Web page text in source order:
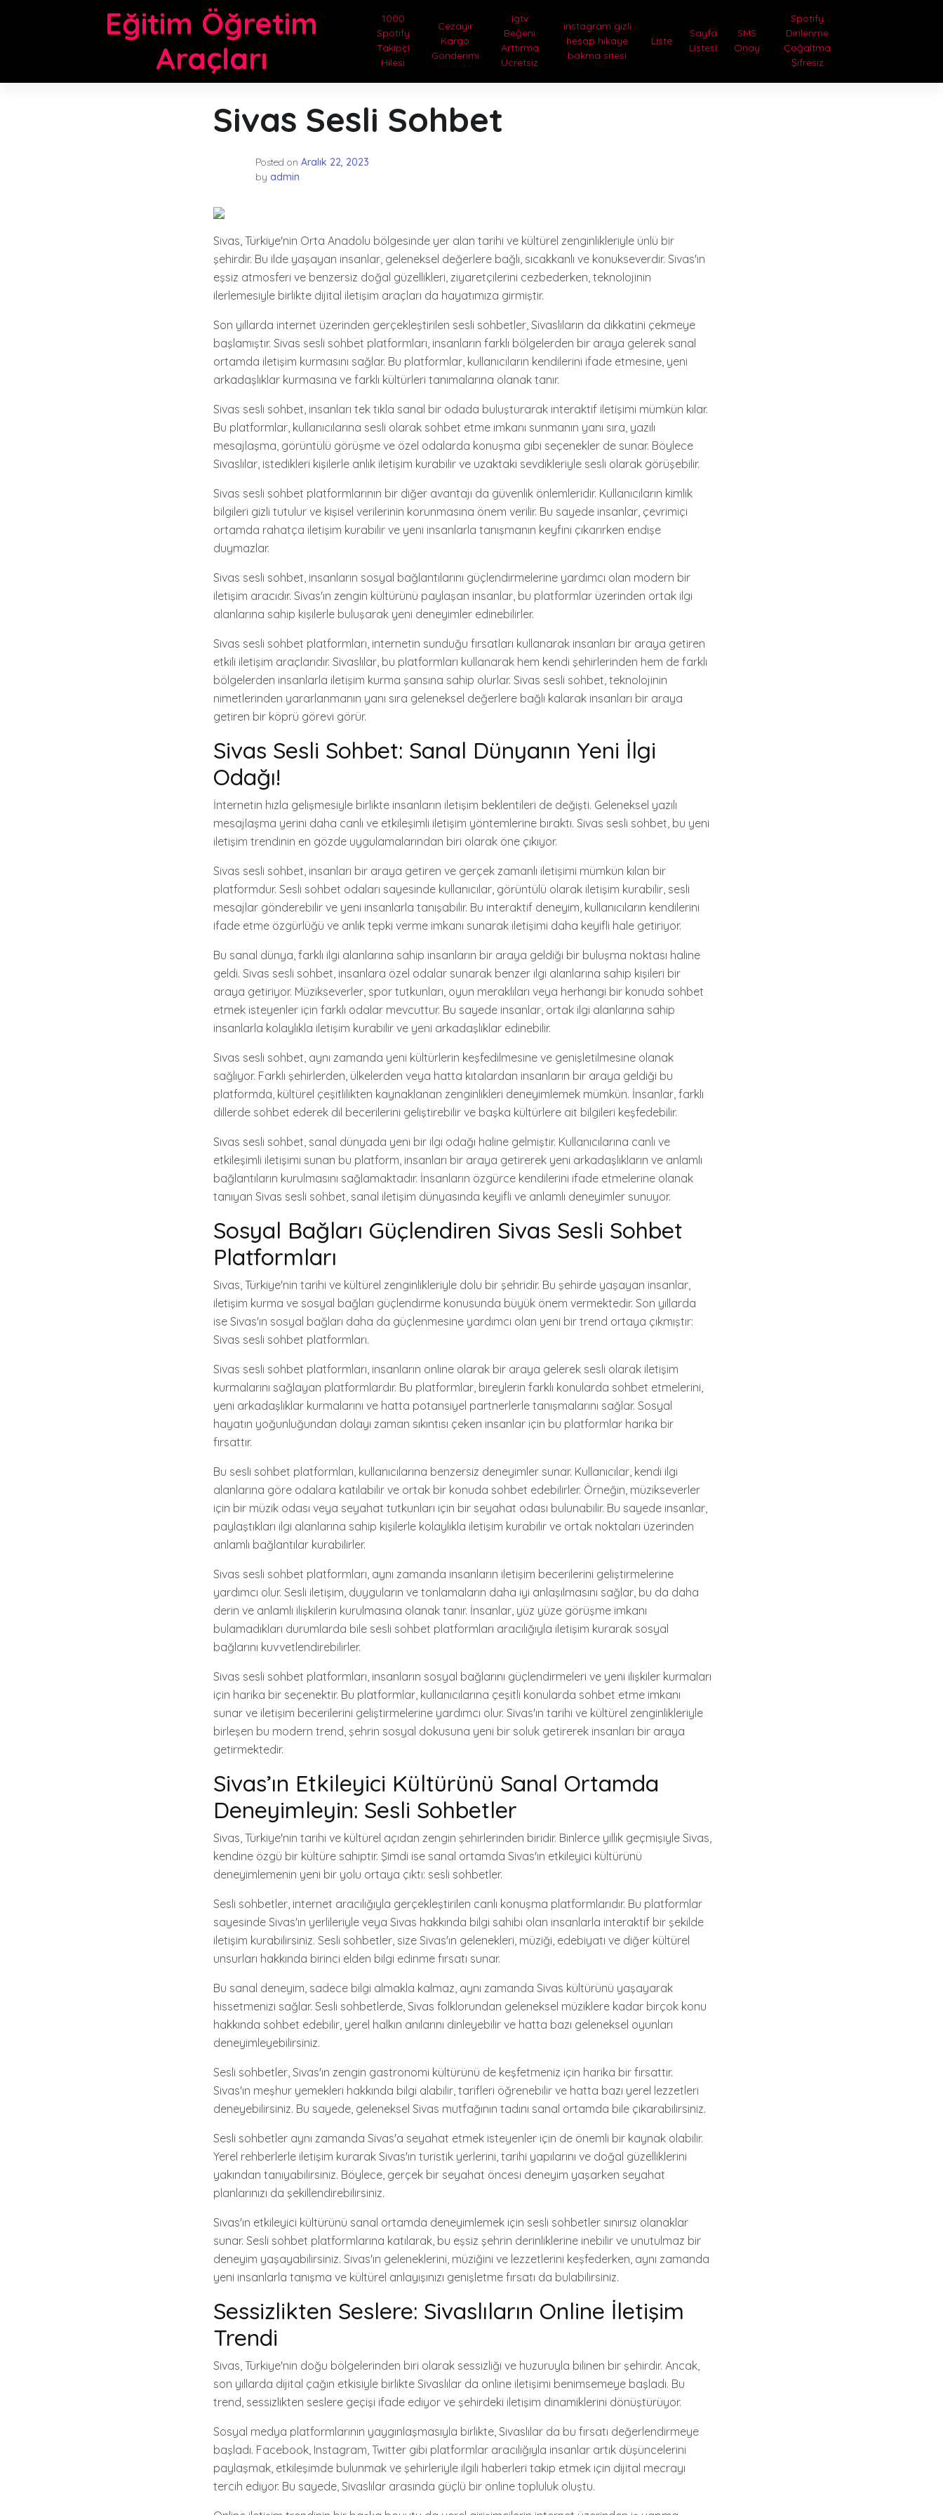
Eğitim Öğretim
Araçları
1000
Spotify
Takipçi
Hilesi
Cezayir
Kargo
Gönderimi
Igtv
Beğeni
Arttırma
Ücretsiz
instagram gizli
hesap hikaye
bakma sitesi
Liste
Sayfa
Listesi
SMS
Onay
Spotify
Dinlenme
Çoğaltma
Şifresiz
Sivas Sesli Sohbet
Posted on Aralık 22, 2023
by admin
Sivas, Türkiye'nin Orta Anadolu bölgesinde yer alan tarihi ve kültürel zenginlikleriyle ünlü bir
şehirdir. Bu ilde yaşayan insanlar, geleneksel değerlere bağlı, sıcakkanlı ve konukseverdir. Sivas'ın
eşsiz atmosferi ve benzersiz doğal güzellikleri, ziyaretçilerini cezbederken, teknolojinin
ilerlemesiyle birlikte dijital iletişim araçları da hayatımıza girmiştir.
Son yıllarda internet üzerinden gerçekleştirilen sesli sohbetler, Sivaslıların da dikkatini çekmeye
başlamıştır. Sivas sesli sohbet platformları, insanların farklı bölgelerden bir araya gelerek sanal
ortamda iletişim kurmasını sağlar. Bu platformlar, kullanıcıların kendilerini ifade etmesine, yeni
arkadaşlıklar kurmasına ve farklı kültürleri tanımalarına olanak tanır.
Sivas sesli sohbet, insanları tek tıkla sanal bir odada buluşturarak interaktif iletişimi mümkün kılar.
Bu platformlar, kullanıcılarına sesli olarak sohbet etme imkanı sunmanın yanı sıra, yazılı
mesajlaşma, görüntülü görüşme ve özel odalarda konuşma gibi seçenekler de sunar. Böylece
Sivaslılar, istedikleri kişilerle anlık iletişim kurabilir ve uzaktaki sevdikleriyle sesli olarak görüşebilir.
Sivas sesli sohbet platformlarının bir diğer avantajı da güvenlik önlemleridir. Kullanıcıların kimlik
bilgileri gizli tutulur ve kişisel verilerinin korunmasına önem verilir. Bu sayede insanlar, çevrimiçi
ortamda rahatça iletişim kurabilir ve yeni insanlarla tanışmanın keyfini çıkarırken endişe
duymazlar.
Sivas sesli sohbet, insanların sosyal bağlantılarını güçlendirmelerine yardımcı olan modern bir
iletişim aracıdır. Sivas'ın zengin kültürünü paylaşan insanlar, bu platformlar üzerinden ortak ilgi
alanlarına sahip kişilerle buluşarak yeni deneyimler edinebilirler.
Sivas sesli sohbet platformları, internetin sunduğu fırsatları kullanarak insanları bir araya getiren
etkili iletişim araçlarıdır. Sivaslılar, bu platformları kullanarak hem kendi şehirlerinden hem de farklı
bölgelerden insanlarla iletişim kurma şansına sahip olurlar. Sivas sesli sohbet, teknolojinin
nimetlerinden yararlanmanın yanı sıra geleneksel değerlere bağlı kalarak insanları bir araya
getiren bir köprü görevi görür.
Sivas Sesli Sohbet: Sanal Dünyanın Yeni İlgi
Odağı!
İnternetin hızla gelişmesiyle birlikte insanların iletişim beklentileri de değişti. Geleneksel yazılı
mesajlaşma yerini daha canlı ve etkileşimli iletişim yöntemlerine bıraktı. Sivas sesli sohbet, bu yeni
iletişim trendinin en gözde uygulamalarından biri olarak öne çıkıyor.
Sivas sesli sohbet, insanları bir araya getiren ve gerçek zamanlı iletişimi mümkün kılan bir
platformdur. Sesli sohbet odaları sayesinde kullanıcılar, görüntülü olarak iletişim kurabilir, sesli
mesajlar gönderebilir ve yeni insanlarla tanışabilir. Bu interaktif deneyim, kullanıcıların kendilerini
ifade etme özgürlüğü ve anlık tepki verme imkanı sunarak iletişimi daha keyifli hale getiriyor.
Bu sanal dünya, farklı ilgi alanlarına sahip insanların bir araya geldiği bir buluşma noktası haline
geldi. Sivas sesli sohbet, insanlara özel odalar sunarak benzer ilgi alanlarına sahip kişileri bir
araya getiriyor. Müzikseverler, spor tutkunları, oyun meraklıları veya herhangi bir konuda sohbet
etmek isteyenler için farklı odalar mevcuttur. Bu sayede insanlar, ortak ilgi alanlarına sahip
insanlarla kolaylıkla iletişim kurabilir ve yeni arkadaşlıklar edinebilir.
Sivas sesli sohbet, aynı zamanda yeni kültürlerin keşfedilmesine ve genişletilmesine olanak
sağlıyor. Farklı şehirlerden, ülkelerden veya hatta kıtalardan insanların bir araya geldiği bu
platformda, kültürel çeşitlilikten kaynaklanan zenginlikleri deneyimlemek mümkün. İnsanlar, farklı
dillerde sohbet ederek dil becerilerini geliştirebilir ve başka kültürlere ait bilgileri keşfedebilir.
Sivas sesli sohbet, sanal dünyada yeni bir ilgi odağı haline gelmiştir. Kullanıcılarına canlı ve
etkileşimli iletişimi sunan bu platform, insanları bir araya getirerek yeni arkadaşlıkların ve anlamlı
bağlantıların kurulmasını sağlamaktadır. İnsanların özgürce kendilerini ifade etmelerine olanak
tanıyan Sivas sesli sohbet, sanal iletişim dünyasında keyifli ve anlamlı deneyimler sunuyor.
Sosyal Bağları Güçlendiren Sivas Sesli Sohbet
Platformları
Sivas, Türkiye'nin tarihi ve kültürel zenginlikleriyle dolu bir şehridir. Bu şehirde yaşayan insanlar,
iletişim kurma ve sosyal bağları güçlendirme konusunda büyük önem vermektedir. Son yıllarda
ise Sivas'ın sosyal bağları daha da güçlenmesine yardımcı olan yeni bir trend ortaya çıkmıştır:
Sivas sesli sohbet platformları.
Sivas sesli sohbet platformları, insanların online olarak bir araya gelerek sesli olarak iletişim
kurmalarını sağlayan platformlardır. Bu platformlar, bireylerin farklı konularda sohbet etmelerini,
yeni arkadaşlıklar kurmalarını ve hatta potansiyel partnerlerle tanışmalarını sağlar. Sosyal
hayatın yoğunluğundan dolayı zaman sıkıntısı çeken insanlar için bu platformlar harika bir
fırsattır.
Bu sesli sohbet platformları, kullanıcılarına benzersiz deneyimler sunar. Kullanıcılar, kendi ilgi
alanlarına göre odalara katılabilir ve ortak bir konuda sohbet edebilirler. Örneğin, müzikseverler
için bir müzik odası veya seyahat tutkunları için bir seyahat odası bulunabilir. Bu sayede insanlar,
paylaştıkları ilgi alanlarına sahip kişilerle kolaylıkla iletişim kurabilir ve ortak noktaları üzerinden
anlamlı bağlantılar kurabilirler.
Sivas sesli sohbet platformları, aynı zamanda insanların iletişim becerilerini geliştirmelerine
yardımcı olur. Sesli iletişim, duyguların ve tonlamaların daha iyi anlaşılmasını sağlar, bu da daha
derin ve anlamlı ilişkilerin kurulmasına olanak tanır. İnsanlar, yüz yüze görüşme imkanı
bulamadıkları durumlarda bile sesli sohbet platformları aracılığıyla iletişim kurarak sosyal
bağlarını kuvvetlendirebilirler.
Sivas sesli sohbet platformları, insanların sosyal bağlarını güçlendirmeleri ve yeni ilişkiler kurmaları
için harika bir seçenektir. Bu platformlar, kullanıcılarına çeşitli konularda sohbet etme imkanı
sunar ve iletişim becerilerini geliştirmelerine yardımcı olur. Sivas'ın tarihi ve kültürel zenginlikleriyle
birleşen bu modern trend, şehrin sosyal dokusuna yeni bir soluk getirerek insanları bir araya
getirmektedir.
Sivas’ın Etkileyici Kültürünü Sanal Ortamda
Deneyimleyin: Sesli Sohbetler
Sivas, Türkiye'nin tarihi ve kültürel açıdan zengin şehirlerinden biridir. Binlerce yıllık geçmişiyle Sivas,
kendine özgü bir kültüre sahiptir. Şimdi ise sanal ortamda Sivas'ın etkileyici kültürünü
deneyimlemenin yeni bir yolu ortaya çıktı: sesli sohbetler.
Sesli sohbetler, internet aracılığıyla gerçekleştirilen canlı konuşma platformlarıdır. Bu platformlar
sayesinde Sivas'ın yerlileriyle veya Sivas hakkında bilgi sahibi olan insanlarla interaktif bir şekilde
iletişim kurabilirsiniz. Sesli sohbetler, size Sivas'ın gelenekleri, müziği, edebiyatı ve diğer kültürel
unsurları hakkında birinci elden bilgi edinme fırsatı sunar.
Bu sanal deneyim, sadece bilgi almakla kalmaz, aynı zamanda Sivas kültürünü yaşayarak
hissetmenizi sağlar. Sesli sohbetlerde, Sivas folklorundan geleneksel müziklere kadar birçok konu
hakkında sohbet edebilir, yerel halkın anılarını dinleyebilir ve hatta bazı geleneksel oyunları
deneyimleyebilirsiniz.
Sesli sohbetler, Sivas'ın zengin gastronomi kültürünü de keşfetmeniz için harika bir fırsattır.
Sivas'ın meşhur yemekleri hakkında bilgi alabilir, tarifleri öğrenebilir ve hatta bazı yerel lezzetleri
deneyebilirsiniz. Bu sayede, geleneksel Sivas mutfağının tadını sanal ortamda bile çıkarabilirsiniz.
Sesli sohbetler aynı zamanda Sivas'a seyahat etmek isteyenler için de önemli bir kaynak olabilir.
Yerel rehberlerle iletişim kurarak Sivas'ın turistik yerlerini, tarihi yapılarını ve doğal güzelliklerini
yakından tanıyabilirsiniz. Böylece, gerçek bir seyahat öncesi deneyim yaşarken seyahat
planlarınızı da şekillendirebilirsiniz.
Sivas'ın etkileyici kültürünü sanal ortamda deneyimlemek için sesli sohbetler sınırsız olanaklar
sunar. Sesli sohbet platformlarına katılarak, bu eşsiz şehrin derinliklerine inebilir ve unutulmaz bir
deneyim yaşayabilirsiniz. Sivas'ın geleneklerini, müziğini ve lezzetlerini keşfederken, aynı zamanda
yeni insanlarla tanışma ve kültürel anlayışınızı genişletme fırsatı da bulabilirsiniz.
Sessizlikten Seslere: Sivaslıların Online İletişim
Trendi
Sivas, Türkiye'nin doğu bölgelerinden biri olarak sessizliği ve huzuruyla bilinen bir şehirdir. Ancak,
son yıllarda dijital çağın etkisiyle birlikte Sivaslılar da online iletişimi benimsemeye başladı. Bu
trend, sessizlikten seslere geçişi ifade ediyor ve şehirdeki iletişim dinamiklerini dönüştürüyor.
Sosyal medya platformlarının yaygınlaşmasıyla birlikte, Sivaslılar da bu fırsatı değerlendirmeye
başladı. Facebook, Instagram, Twitter gibi platformlar aracılığıyla insanlar artık düşüncelerini
paylaşmak, etkileşimde bulunmak ve şehirleriyle ilgili haberleri takip etmek için dijital mecrayı
tercih ediyor. Bu sayede, Sivaslılar arasında güçlü bir online topluluk oluştu.